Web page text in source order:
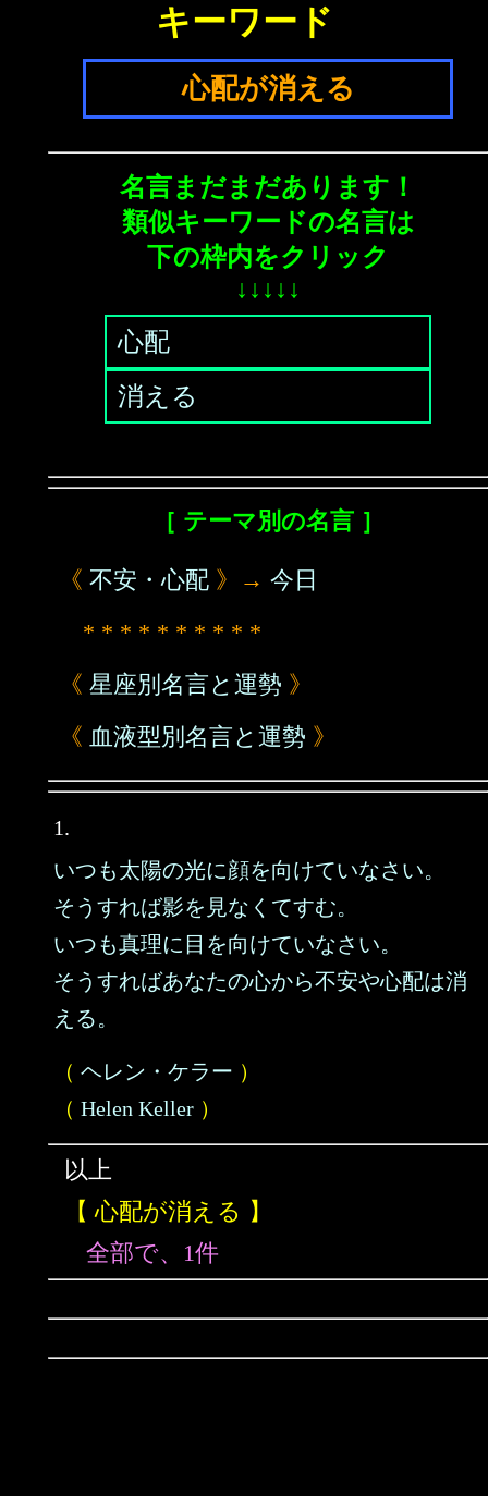
キーワード
心配が消える
名言まだまだあります！
類似キーワードの名言は
下の枠内をクリック
↓↓↓↓↓
心配
消える
［ テーマ別の名言 ］
《 不安・心配 》→ 今日
* * * * * * * * * *
《 星座別名言と運勢 》
《 血液型別名言と運勢 》
1.
いつも太陽の光に顔を向けていなさい。
そうすれば影を見なくてすむ。
いつも真理に目を向けていなさい。
そうすればあなたの心から不安や心配は消
える。
（ ヘレン・ケラー ）
（ Helen Keller ）
以上
【 心配が消える 】
全部で、1件